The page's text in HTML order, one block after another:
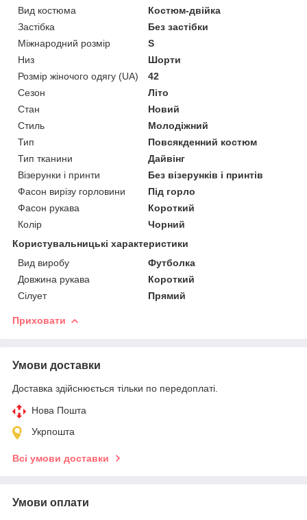
Вид костюма
Костюм-двійка
Застібка
Без застібки
Міжнародний розмір
S
Низ
Шорти
Розмір жіночого одягу (UA)
42
Сезон
Літо
Стан
Новий
Стиль
Молодіжний
Тип
Повсякденний костюм
Тип тканини
Дайвінг
Візерунки і принти
Без візерунків і принтів
Фасон вирізу горловини
Під горло
Фасон рукава
Короткий
Колір
Чорний
Користувальницькі характеристики
Вид виробу
Футболка
Довжина рукава
Короткий
Сілует
Прямий
Приховати
Умови доставки
Доставка здійснюється тільки по передоплаті.
Нова Пошта
Укрпошта
Всі умови доставки
Умови оплати